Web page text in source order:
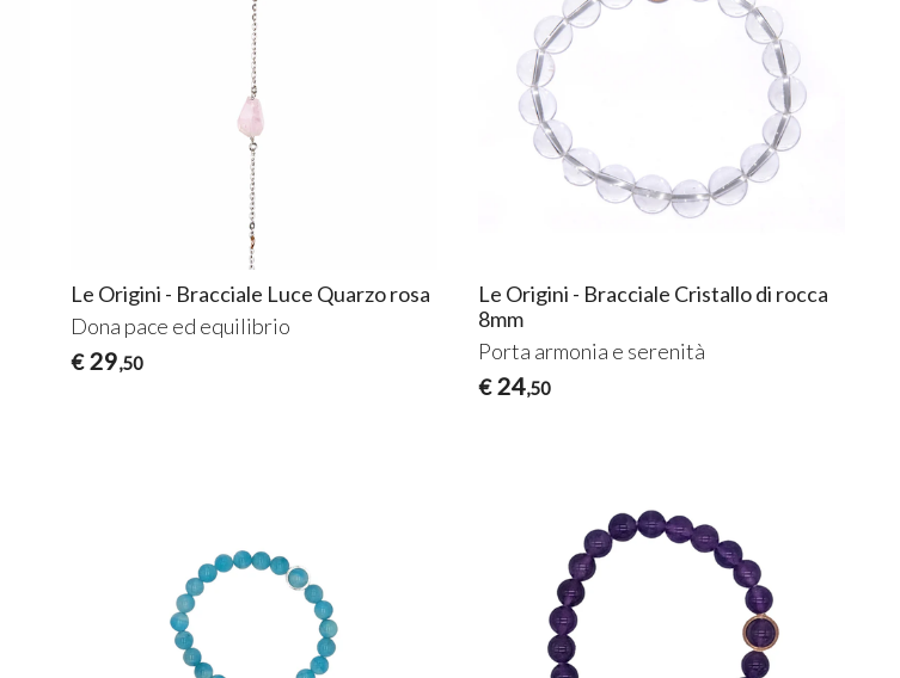
Le Origini - Bracciale Luce Quarzo rosa
Dona pace ed equilibrio
€ 29,50
Le Origini - Bracciale Cristallo di rocca
8mm
Porta armonia e serenità
€ 24,50